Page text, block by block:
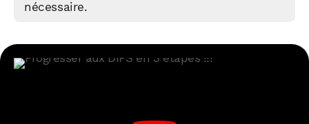
nécessaire.